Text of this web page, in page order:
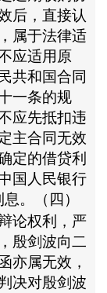
后，直接认
属于法律适
应适用原
共和国合同
一条的规
应先抵扣违
主合同无效
定的借贷利
国人民银行
。（四）
论权利，严
殷剑波向二
亦属无效，
决对殷剑波